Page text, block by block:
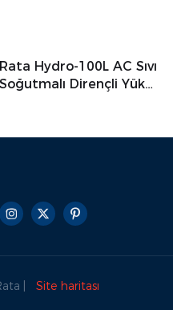
Rata Hydro-100L AC Sıvı
Soğutmalı Dirençli Yük
| Site haritası